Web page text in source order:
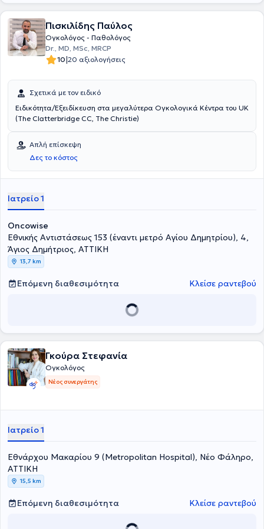
Πισκιλίδης Παύλος
Ογκολόγος - Παθολόγος
Dr., MD, MSc, MRCP
10|20 αξιολογήσεις
Σχετικά με τον ειδικό
Ειδικότητα/Εξειδίκευση στα μεγαλύτερα Ογκολογικά Κέντρα του UK
(The Clatterbridge CC, The Christie)
Απλή επίσκεψη
Δες το κόστος
Ιατρείο 1
Oncowise
Εθνικής Αντιστάσεως 153 (έναντι μετρό Αγίου Δημητρίου), 4,
Άγιος Δημήτριος, ΑΤΤΙΚΗ
13,7 km
Επόμενη διαθεσιμότητα Κλείσε ραντεβού
Γκούρα Στεφανία
Ογκολόγος
Νέος συνεργάτης
Ιατρείο 1
Εθνάρχου Μακαρίου 9 (Metropolitan Hospital), Νέο Φάληρο,
ΑΤΤΙΚΗ
15,5 km
Επόμενη διαθεσιμότητα Κλείσε ραντεβού